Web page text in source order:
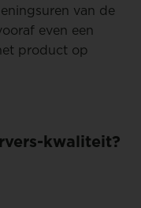
van de
even een
product op
kwaliteit?